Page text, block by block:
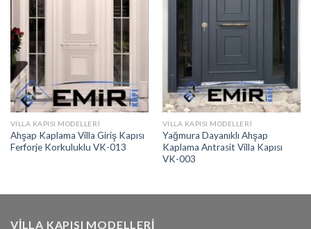
VILLA KAPISI MODELLERI
Ahşap Kaplama Villa Giriş Kapısı
Ferforje Korkuluklu VK-013
VILLA KAPISI MODELLERI
Yağmura Dayanıklı Ahşap
Kaplama Antrasit Villa Kapısı
VK-003
VILLA KAPISI MODELLERI